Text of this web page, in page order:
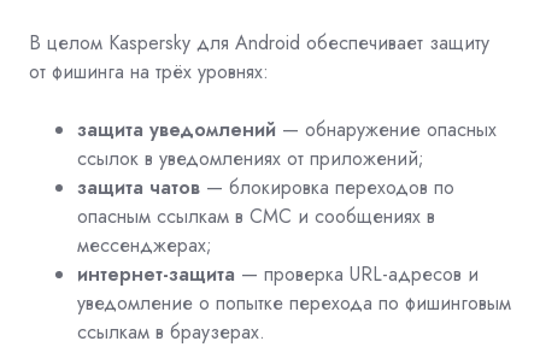
В целом Kaspersky для Android обеспечивает защиту
от фишинга на трёх уровнях:
защита уведомлений — обнаружение опасных
ссылок в уведомлениях от приложений;
защита чатов — блокировка переходов по
опасным ссылкам в СМС и сообщениях в
мессенджерах;
интернет-защита — проверка URL-адресов и
уведомление о попытке перехода по фишинговым
ссылкам в браузерах.